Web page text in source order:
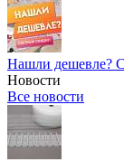
Нашли дешевле?
Новости
Все новости